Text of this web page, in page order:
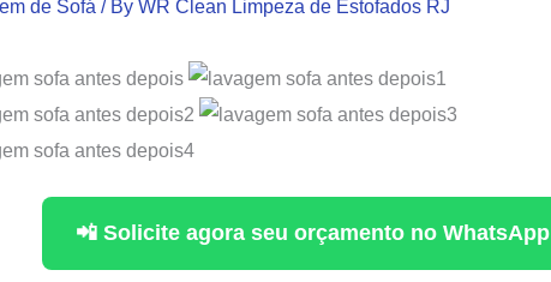
de Sofá/ By WR Clean Limpeza de Estofados RJ
📲 Solicite agora seu orçamento no WhatsApp